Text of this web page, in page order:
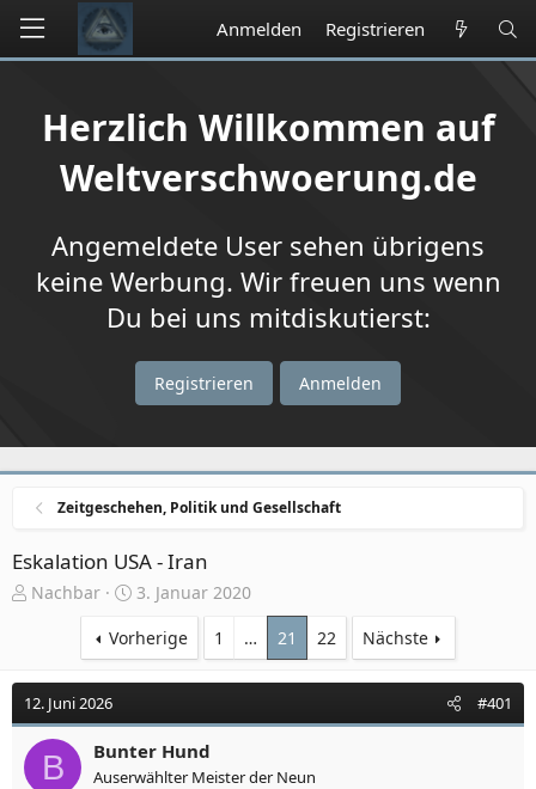
Anmelden Registrieren
Herzlich Willkommen auf
Weltverschwoerung.de
Angemeldete User sehen übrigens
keine Werbung. Wir freuen uns wenn
Du bei uns mitdiskutierst:
Registrieren Anmelden
Zeitgeschehen, Politik und Gesellschaft
Eskalation USA - Iran
E
e
l
l
e
Nachbar
E
s
t
e
l
t
a
3. Januar 2020
Vorherige
1 … 21 22 Nächste
12. Juni 2026 #401
B Bunter Hund
Auserwählter Meister der Neun